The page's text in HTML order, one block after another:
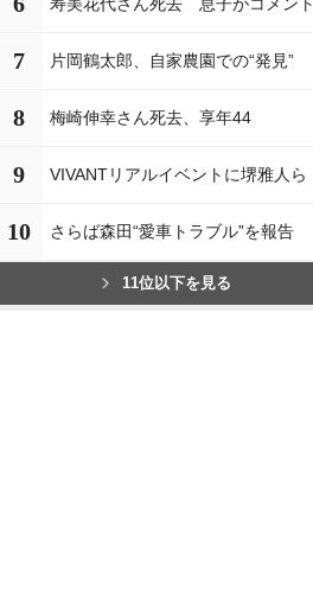
7 片岡鶴太郎、自家農園での“発見”
8 梅崎伸幸さん死去、享年44
9 VIVANTリアルイベントに堺雅人ら
10 さらば森田“愛車トラブル”を報告
11位以下を見る